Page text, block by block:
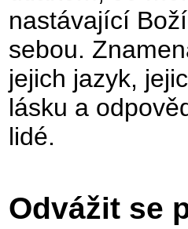
nastávající
sebou.
jejich jazyk,
lásku a
lidé.
Odvážit se